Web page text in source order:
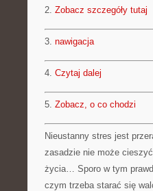
2. Zobacz szczegóły tutaj
3. nawigacja
4. Czytaj dalej
5. Zobacz, o co chodzi
Nieustanny stres jest
zasadzie nie może
życia… Sporo w tym
czym trzeba starać się